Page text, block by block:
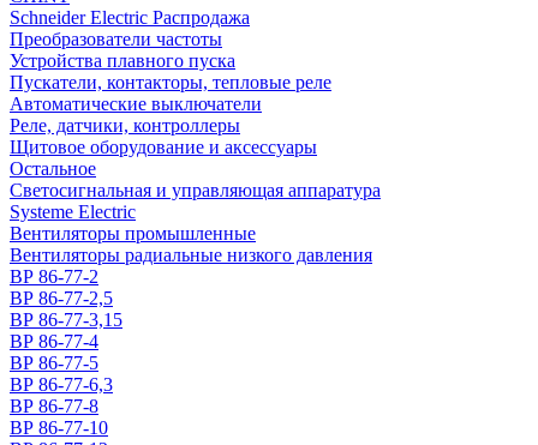
Schneider Electric Распродажа
Преобразователи частоты
Устройства плавного пуска
Пускатели, контакторы, тепловые реле
Автоматические выключатели
Реле, датчики, контроллеры
Щитовое оборудование и аксессуары
Остальное
Светосигнальная и управляющая аппаратура
Systeme Electric
Вентиляторы промышленные
Вентиляторы радиальные низкого давления
ВР 86-77-2
ВР 86-77-2,5
ВР 86-77-3,15
ВР 86-77-4
ВР 86-77-5
ВР 86-77-6,3
ВР 86-77-8
ВР 86-77-10